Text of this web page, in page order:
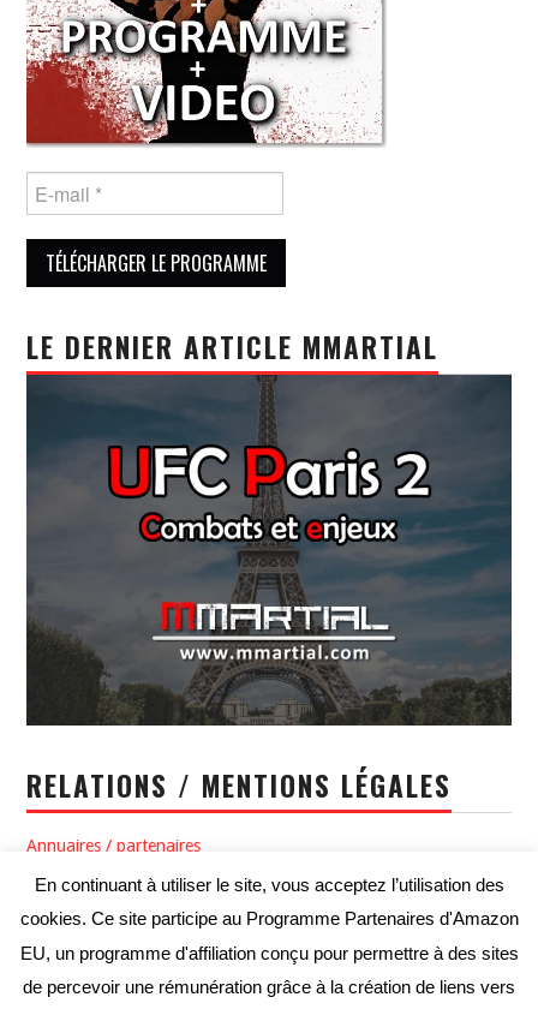
LE DERNIER ARTICLE MMARTIAL
RELATIONS / MENTIONS LÉGALES
Annuaires / partenaires
Politique de confidentialité / Conditions générales d’utilisation
Conditions générales de vente
En continuant à utiliser le site, vous acceptez l’utilisation des
cookies. Ce site participe au Programme Partenaires d'Amazon
EU, un programme d'affiliation conçu pour permettre à des sites
de percevoir une rémunération grâce à la création de liens vers